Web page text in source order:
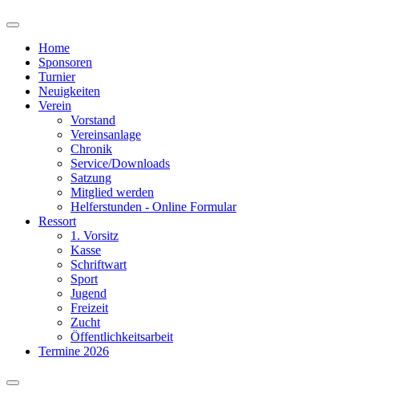
Home
Sponsoren
Turnier
Neuigkeiten
Verein
Vorstand
Vereinsanlage
Chronik
Service/Downloads
Satzung
Mitglied werden
Helferstunden - Online Formular
Ressort
1. Vorsitz
Kasse
Schriftwart
Sport
Jugend
Freizeit
Zucht
Öffentlichkeitsarbeit
Termine 2026